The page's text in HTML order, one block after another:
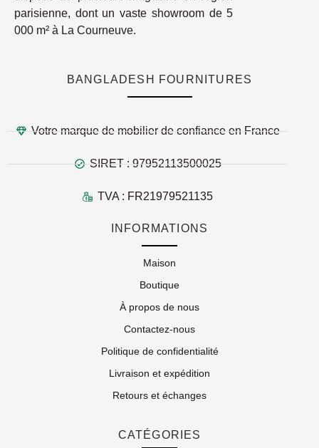
parisienne, dont un vaste showroom de 5
000 m² à La Courneuve.
BANGLADESH FOURNITURES
Votre marque de mobilier de confiance en France
SIRET : 97952113500025
TVA : FR21979521135
INFORMATIONS
Maison
Boutique
À propos de nous
Contactez-nous
Politique de confidentialité
Livraison et expédition
Retours et échanges
CATÉGORIES